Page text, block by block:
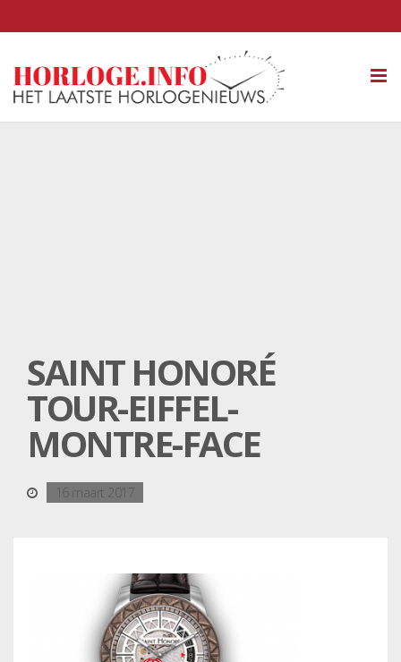
SAINT HONORÉ
TOUR-EIFFEL-
MONTRE-FACE
16 maart 2017